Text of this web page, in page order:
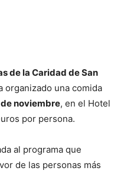
de la Caridad de San
organizado una comida
noviembre, en el Hotel
por persona.
al programa que
de las personas más